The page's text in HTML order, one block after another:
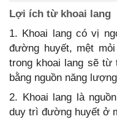
Lợi ích từ khoai lang
1. Khoai lang có vị
đường huyết, mệt
trong khoai lang sẽ từ
bằng nguồn năng
2. Khoai lang là
duy trì đường huyết ở